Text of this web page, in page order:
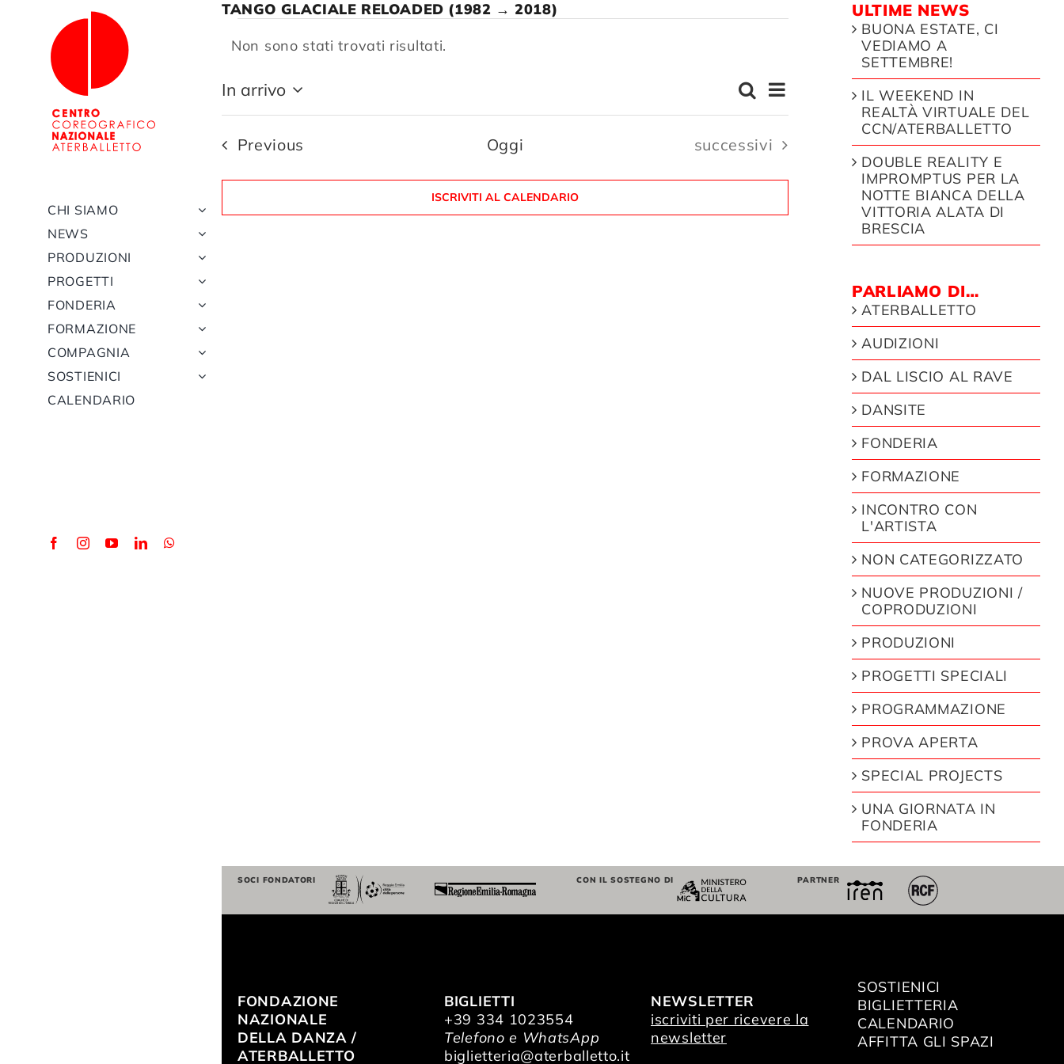
contenuto
CHI SIAMO
NEWS
PRODUZIONI
PROGETTI
FONDERIA
FORMAZIONE
COMPAGNIA
SOSTIENICI
CALENDARIO
TANGO GLACIALE RELOADED (1982 → 2018)
Notice
Non sono stati trovati risultati.
EVENTI
E
VISTE
NAVIGAZIONE
CercaEVENTO
VISTE
NAVIGAZIONE
Sommario
In arrivo
Previous Oggi Eventi
successivi
ISCRIVITI AL CALENDARIO
ULTIME NEWS
BUONA ESTATE, CI
VEDIAMO A
SETTEMBRE!
IL WEEKEND IN
REALTÀ VIRTUALE DEL
CCN/ATERBALLETTO
DOUBLE REALITY E
IMPROMPTUS PER LA
NOTTE BIANCA DELLA
VITTORIA ALATA DI
BRESCIA
PARLIAMO DI…
ATERBALLETTO
AUDIZIONI
DAL LISCIO AL RAVE
DANSITE
FONDERIA
FORMAZIONE
INCONTRO CON
L'ARTISTA
NON CATEGORIZZATO
NUOVE PRODUZIONI /
COPRODUZIONI
PRODUZIONI
PROGETTI SPECIALI
PROGRAMMAZIONE
PROVA APERTA
SPECIAL PROJECTS
UNA GIORNATA IN
FONDERIA
SOCI FONDATORI CON IL SOSTEGNO DI PARTNER
FONDAZIONE
NAZIONALE
DELLA DANZA /
ATERBALLETTO
BIGLIETTI
+39 334 1023554
Telefono e WhatsApp
biglietteria@aterballetto.it
NEWSLETTER
iscriviti per ricevere la
newsletter
SOSTIENICI
BIGLIETTERIA
CALENDARIO
AFFITTA GLI SPAZI